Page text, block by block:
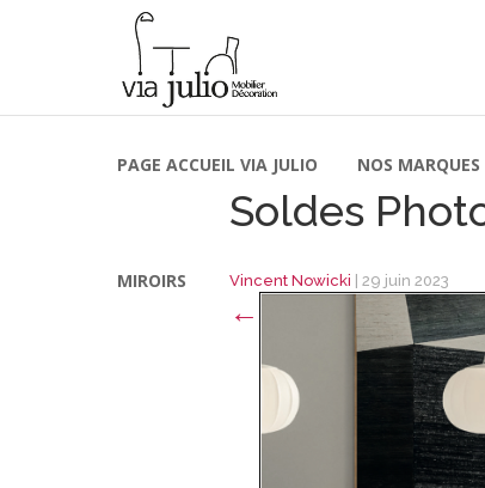
PAGE ACCUEIL VIA JULIO NOS MARQUES
MIROIRS
Soldes
Vincent Nowicki 29 juin 2023
←